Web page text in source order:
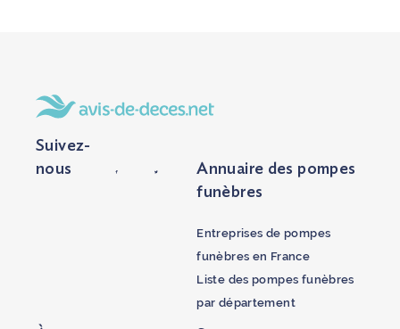
Suivez-
nous
Annuaire des pompes
funèbres
Entreprises de pompes
funèbres en France
Liste des pompes funèbres
par département